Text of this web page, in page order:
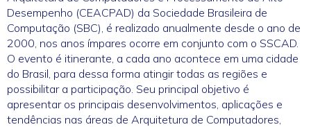
Desempenho (CEACPAD) da Sociedade Brasileira de
Computação (SBC), é realizado anualmente desde o ano de
2000, nos anos ímpares ocorre em conjunto com o SSCAD.
O evento é itinerante, a cada ano acontece em uma cidade
do Brasil, para dessa forma atingir todas as regiões e
possibilitar a participação. Seu principal objetivo é
apresentar os principais desenvolvimentos, aplicações e
tendências nas áreas de Arquitetura de Computadores,